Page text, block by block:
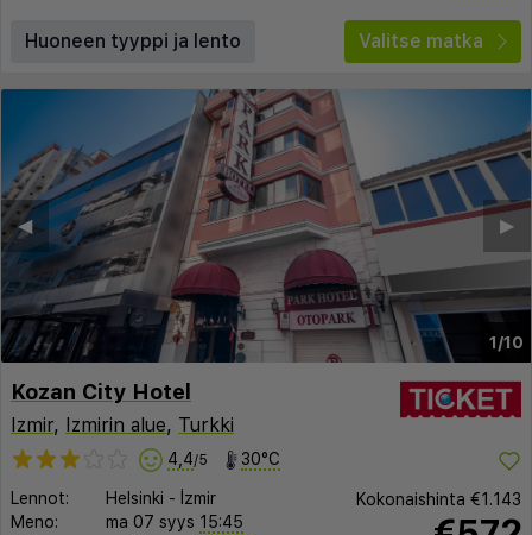
Huoneen tyyppi ja lento Valitse matka
1/10
▶︎
◀︎
Kozan City Hotel
Izmir, Izmirin alue, Turkki
4,4/5 30°C
Lennot: Helsinki - İzmir
Meno:
ma 07 syys 15:45
Kokonaishinta €1.143